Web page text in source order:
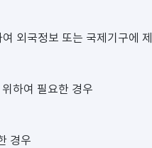
외국정보 또는 국제기구에
하여 필요한 경우
경우